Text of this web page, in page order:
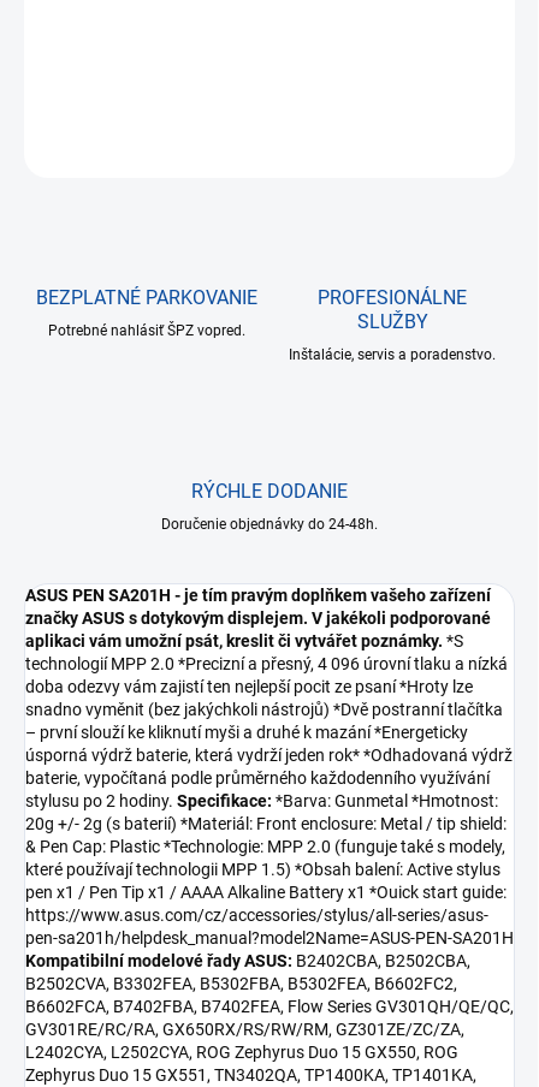
BEZPLATNÉ PARKOVANIE
Potrebné nahlásiť ŠPZ vopred.
PROFESIONÁLNE
SLUŽBY
Inštalácie, servis a poradenstvo.
RÝCHLE DODANIE
Doručenie objednávky do 24-48h.
ASUS PEN SA201H - je tím pravým doplňkem vašeho zařízení
značky ASUS s dotykovým displejem. V jakékoli podporované
aplikaci vám umožní psát, kreslit či vytvářet poznámky. *S
technologií MPP 2.0 *Precizní a přesný, 4 096 úrovní tlaku a nízká
doba odezvy vám zajistí ten nejlepší pocit ze psaní *Hroty lze
snadno vyměnit (bez jakýchkoli nástrojů) *Dvě postranní tlačítka
– první slouží ke kliknutí myši a druhé k mazání *Energeticky
úsporná výdrž baterie, která vydrží jeden rok* *Odhadovaná výdrž
baterie, vypočítaná podle průměrného každodenního využívání
stylusu po 2 hodiny. Specifikace: *Barva: Gunmetal *Hmotnost:
20g +/- 2g (s baterií) *Materiál: Front enclosure: Metal / tip shield:
& Pen Cap: Plastic *Technologie: MPP 2.0 (funguje také s modely,
které používají technologii MPP 1.5) *Obsah balení: Active stylus
pen x1 / Pen Tip x1 / AAAA Alkaline Battery x1 *Ouick start guide:
https://www.asus.com/cz/accessories/stylus/all-series/asus-
pen-sa201h/helpdesk_manual?model2Name=ASUS-PEN-SA201H
Kompatibilní modelové řady ASUS: B2402CBA, B2502CBA,
B2502CVA, B3302FEA, B5302FBA, B5302FEA, B6602FC2,
B6602FCA, B7402FBA, B7402FEA, Flow Series GV301QH/QE/QC,
GV301RE/RC/RA, GX650RX/RS/RW/RM, GZ301ZE/ZC/ZA,
L2402CYA, L2502CYA, ROG Zephyrus Duo 15 GX550, ROG
Zephyrus Duo 15 GX551, TN3402QA, TP1400KA, TP1401KA,